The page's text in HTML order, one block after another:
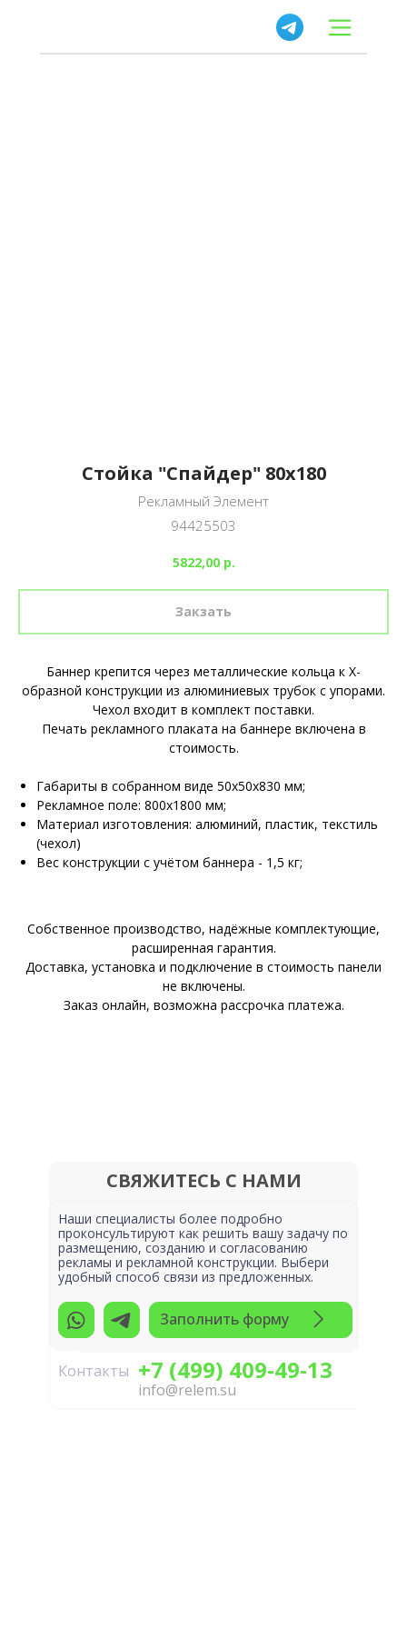
Стойка "Спайдер" 80х180
Рекламный Элемент
94425503
5822,00 р.
Закзать
Баннер крепится через металлические кольца к X-
образной конструкции из алюминиевых трубок с упорами.
Чехол входит в комплект поставки.
Печать рекламного плаката на баннере включена в
стоимость.
Габариты в собранном виде 50х50х830 мм;
Рекламное поле: 800х1800 мм;
Материал изготовления: алюминий, пластик, текстиль
(чехол)
Вес конструкции с учётом баннера - 1,5 кг;
Собственное производство, надёжные комплектующие,
расширенная гарантия.
Доставка, установка и подключение в стоимость панели
не включены.
Заказ онлайн, возможна рассрочка платежа.
СВЯЖИТЕСЬ С НАМИ
Контакты
Наши специалисты более подробно
проконсультируют как решить вашу задачу по
размещению, созданию и согласованию
рекламы и рекламной конструкции. Выбери
удобный способ связи из предложенных.
+7 (499) 409-49-13
info@relem.su
Заполнить форму